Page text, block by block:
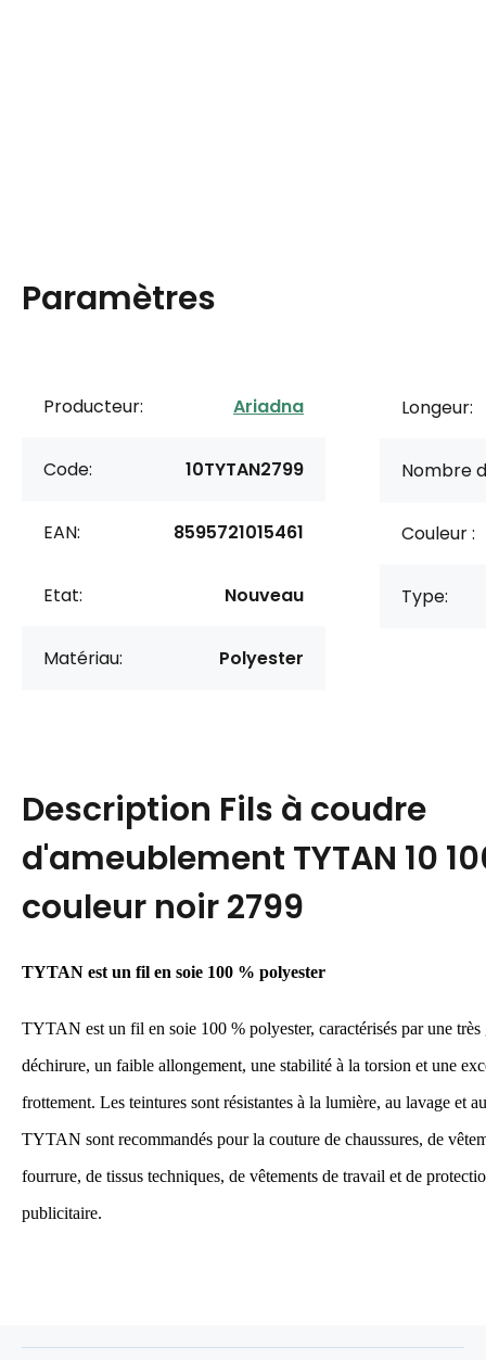
Paramètres
Producteur: Ariadna
Code: 10TYTAN2799
EAN: 8595721015461
Etat: Nouveau
Matériau: Polyester
Longeur:
Nombre
Couleur :
Type:
Description Fils à coudre
d'ameublement TYTAN 10
couleur noir 2799
TYTAN est un fil en soie 100 % polyester
TYTAN estun fil en soie 100 % polyester, caractérisés par une très
déchirure, un faible allongement, une stabilité à la torsion et une
frottement. Les teintures sont résistantes à la lumière, au lavage et
TYTAN sont recommandés pour la couture de chaussures, de
fourrure, de tissus techniques, de vêtements de travail et de
publicitaire.